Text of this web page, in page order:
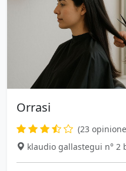
Orrasi
(23
klaudio gallastegui n° 2